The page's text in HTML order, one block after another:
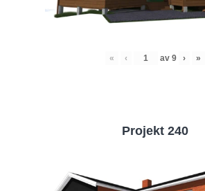
« ‹ av 9 › »
Projekt 240